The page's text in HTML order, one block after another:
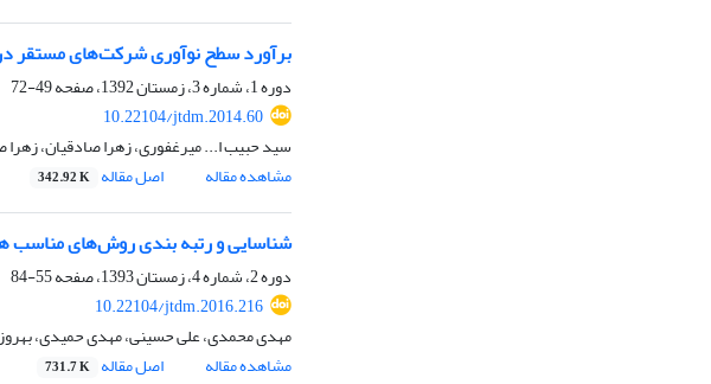
برآورد سطح نوآوری شرکت‌های مستقر
دوره 1، شماره 3، زمستان 1392، صفحه
49-72
10.22104/jtdm.2014.60
سید حبیب ا... میرغفوری، زهرا صادقیان، زهرا
مشاهده مقاله
اصل مقاله 342.92 K
شناسایی و رتبه بندی روش‌های مناسب
دوره 2، شماره 4، زمستان 1393، صفحه
55-84
10.22104/jtdm.2016.216
مهدی محمدی، علی حسینی، مهدی حمیدی،
مشاهده مقاله
اصل مقاله 731.7 K